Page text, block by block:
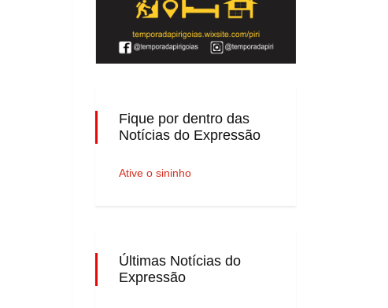
Fique por dentro das
Notícias do Expressão
Ative o sininho
Últimas Notícias do
Expressão